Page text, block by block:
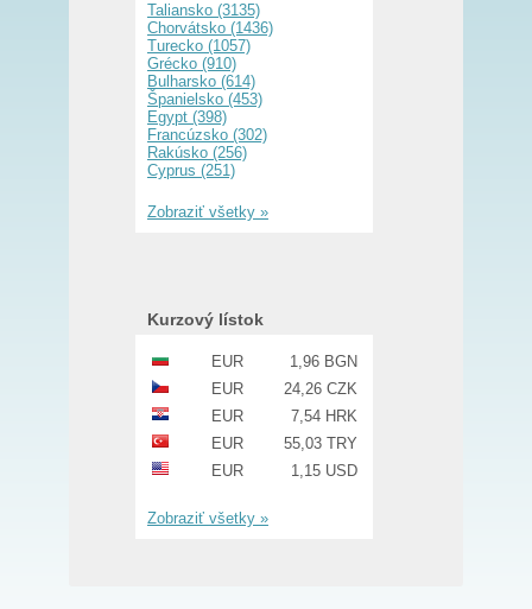
Taliansko (3135)
Chorvátsko (1436)
Turecko (1057)
Grécko (910)
Bulharsko (614)
Španielsko (453)
Egypt (398)
Francúzsko (302)
Rakúsko (256)
Cyprus (251)
Zobraziť všetky »
Kurzový lístok
EUR
1,96 BGN
EUR
24,26 CZK
EUR
7,54 HRK
EUR
55,03 TRY
EUR
1,15 USD
Zobraziť všetky »